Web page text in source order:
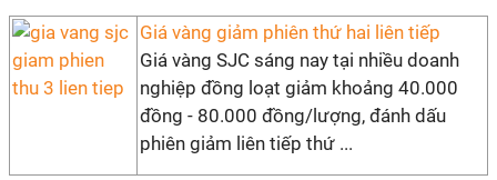
Giá vàng giảm phiên thứ hai liên tiếp
Giá vàng SJC sáng nay tại nhiều doanh
nghiệp đồng loạt giảm khoảng 40.000
đồng - 80.000 đồng/lượng, đánh dấu
phiên giảm liên tiếp thứ ...